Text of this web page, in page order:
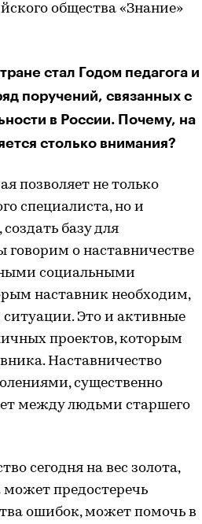
общества «Знание»
стал Годом педагога и
поручений, связанных с
в России. Почему, на
столько внимания?
позволяет не только
специалиста, но и
базу для
говорим о наставничестве
социальными
наставник необходим,
Это и активные
проектов, которым
Наставничество
существенно
между людьми старшего
сегодня на вес золота,
предостеречь
ошибок, может помочь в